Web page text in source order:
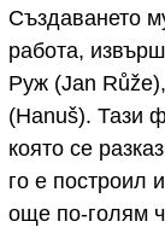
Създаването
работа,
Руж (Jan
(Hanuš). Тази
която се
го е построил
още по-голям